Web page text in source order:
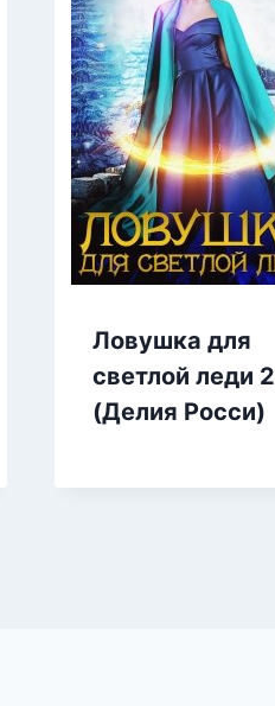
Ловушка для
светлой леди 2
(Делия Росси)